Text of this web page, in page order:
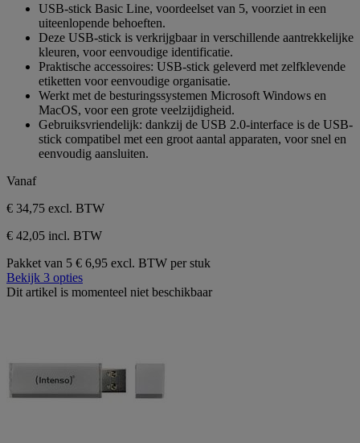
sterren.
USB-stick Basic Line, voordeelset van 5, voorziet in een
uiteenlopende behoeften.
Deze USB-stick is verkrijgbaar in verschillende aantrekkelijke
kleuren, voor eenvoudige identificatie.
Praktische accessoires: USB-stick geleverd met zelfklevende
etiketten voor eenvoudige organisatie.
Werkt met de besturingssystemen Microsoft Windows en
MacOS, voor een grote veelzijdigheid.
Gebruiksvriendelijk: dankzij de USB 2.0-interface is de USB-
stick compatibel met een groot aantal apparaten, voor snel en
eenvoudig aansluiten.
Vanaf
€ 34,75 excl. BTW
€ 42,05 incl. BTW
Pakket van 5 € 6,95 excl. BTW per stuk
Bekijk 3 opties
Dit artikel is momenteel niet beschikbaar